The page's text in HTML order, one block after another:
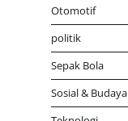
Otomotif
politik
Sepak Bola
Sosial & Budaya